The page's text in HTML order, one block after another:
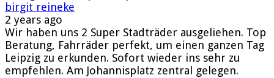
birgit reineke
2 years ago
Wir haben uns 2 Super Stadträder ausgeliehen. Top
Beratung, Fahrräder perfekt, um einen ganzen Tag
Leipzig zu erkunden. Sofort wieder ins sehr zu
empfehlen. Am Johannisplatz zentral gelegen.